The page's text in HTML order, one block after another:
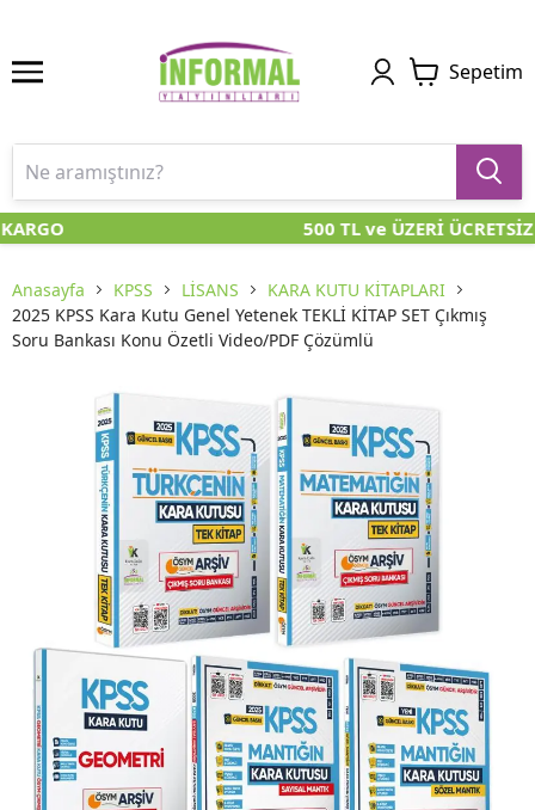
Sepetim
500 TL ve ÜZERİ ÜCRETSİZ
Anasayfa KPSS LİSANS
KARA KUTU KİTAPLARI
2025 KPSS Kara Kutu Genel Yetenek TEKLİ KİTAP SET Çıkmış
Soru Bankası Konu Özetli Video/PDF Çözümlü